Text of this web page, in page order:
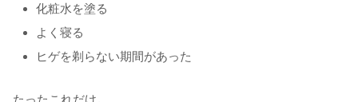
化粧水を塗る
よく寝る
ヒゲを剃らない期間があった
たったこれだけ。